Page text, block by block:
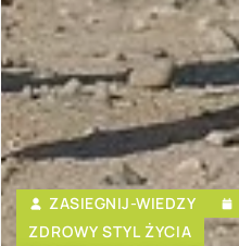
ZASIEGNIJ-WIEDZY
ZDROWY STYL ŻYCIA